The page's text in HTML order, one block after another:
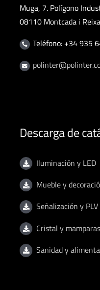
Muga, 7. Polígono
08110 Montcada i
Teléfono: +34 935
Descarga de
Iluminación y LED
Mueble y
Señalización y PLV
Cristal y mamparas
Sanidad y